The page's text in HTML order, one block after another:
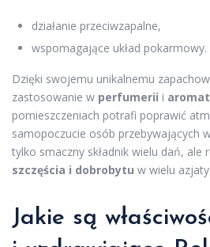
działanie przeciwzapalne,
wspomagające układ pokarmowy.
Dzięki swojemu unikalnemu
zastosowanie w perfumerii i
pomieszczeniach potrafi poprawić
samopoczucie osób przebywających
tylko smaczny składnik wielu dań, ale
szczęścia i dobrobytu w wielu
Jakie są